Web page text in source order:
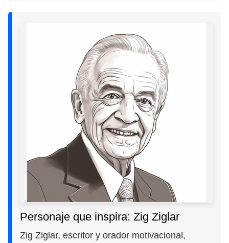
Personaje que inspira: Zig Ziglar
Zig Ziglar, escritor y orador motivacional,